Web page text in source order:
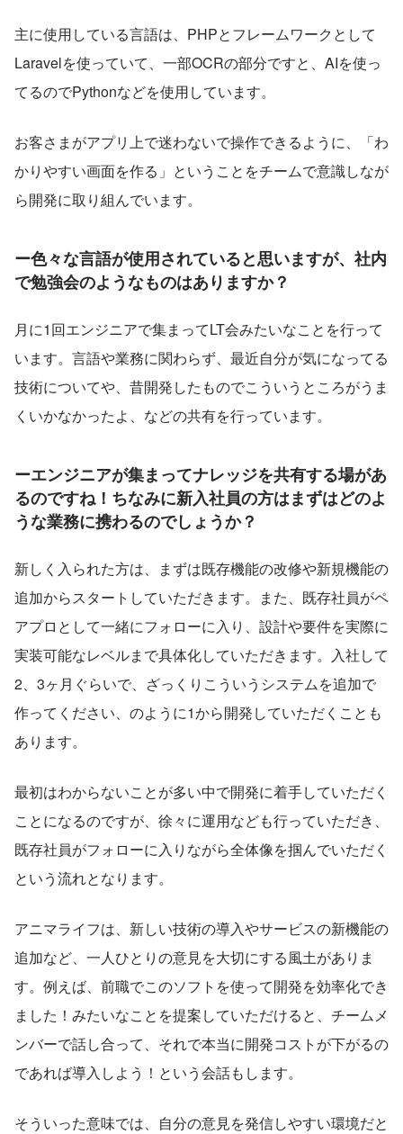
主に使用している言語は、PHPとフレームワークとして
Laravelを使っていて、一部OCRの部分ですと、AIを使っ
てるのでPythonなどを使用しています。
お客さまがアプリ上で迷わないで操作できるように、「わ
かりやすい画面を作る」ということをチームで意識しなが
ら開発に取り組んでいます。
ー色々な言語が使用されていると思いますが、社内
で勉強会のようなものはありますか？
月に1回エンジニアで集まってLT会みたいなことを行って
います。言語や業務に関わらず、最近自分が気になってる
技術についてや、昔開発したものでこういうところがうま
くいかなかったよ、などの共有を行っています。
ーエンジニアが集まってナレッジを共有する場があ
るのですね！ちなみに新入社員の方はまずはどのよ
うな業務に携わるのでしょうか？
新しく入られた方は、まずは既存機能の改修や新規機能の
追加からスタートしていただきます。また、既存社員がペ
アプロとして一緒にフォローに入り、設計や要件を実際に
実装可能なレベルまで具体化していただきます。入社して
2、3ヶ月ぐらいで、ざっくりこういうシステムを追加で
作ってください、のように1から開発していただくことも
あります。
最初はわからないことが多い中で開発に着手していただく
ことになるのですが、徐々に運用なども行っていただき、
既存社員がフォローに入りながら全体像を掴んでいただく
という流れとなります。
アニマライフは、新しい技術の導入やサービスの新機能の
追加など、一人ひとりの意見を大切にする風土がありま
す。例えば、前職でこのソフトを使って開発を効率化でき
ました！みたいなことを提案していただけると、チームメ
ンバーで話し合って、それで本当に開発コストが下がるの
であれば導入しよう！という会話もします。
そういった意味では、自分の意見を発信しやすい環境だと